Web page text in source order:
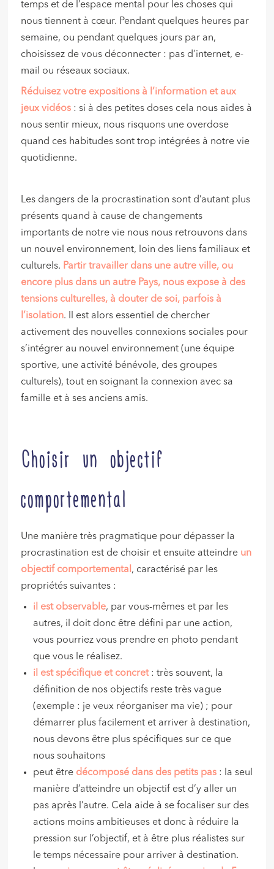
temps et de l’espace mental pour les choses qui
nous tiennent à cœur. Pendant quelques heures par
semaine, ou pendant quelques jours par an,
choisissez de vous déconnecter : pas d’internet, e-
mail ou réseaux sociaux.
Réduisez votre expositions à l’information et aux
jeux vidéos : si à des petites doses cela nous aides à
nous sentir mieux, nous risquons une overdose
quand ces habitudes sont trop intégrées à notre vie
quotidienne.
Les dangers de la procrastination sont d’autant plus
présents quand à cause de changements
importants de notre vie nous nous retrouvons dans
un nouvel environnement, loin des liens familiaux et
culturels. Partir travailler dans une autre ville, ou
encore plus dans un autre Pays, nous expose à des
tensions culturelles, à douter de soi, parfois à
l’isolation. Il est alors essentiel de chercher
activement des nouvelles connexions sociales pour
s’intégrer au nouvel environnement (une équipe
sportive, une activité bénévole, des groupes
culturels), tout en soignant la connexion avec sa
famille et à ses anciens amis.
Choisir un objectif
comportemental
Une manière très pragmatique pour dépasser la
procrastination est de choisir et ensuite atteindre un
objectif comportemental , caractérisé par les
propriétés suivantes :
il est observable, par vous-mêmes et par les
autres, il doit donc être défini par une action,
vous pourriez vous prendre en photo pendant
que vous le réalisez.
il est spécifique et concret : très souvent, la
définition de nos objectifs reste très vague
(exemple : je veux réorganiser ma vie) ; pour
démarrer plus facilement et arriver à destination,
nous devons être plus spécifiques sur ce que
nous souhaitons
peut être décomposé dans des petits pas : la seul
manière d’atteindre un objectif est d’y aller un
pas après l’autre. Cela aide à se focaliser sur des
actions moins ambitieuses et donc à réduire la
pression sur l’objectif, et à être plus réalistes sur
le temps nécessaire pour arriver à destination.